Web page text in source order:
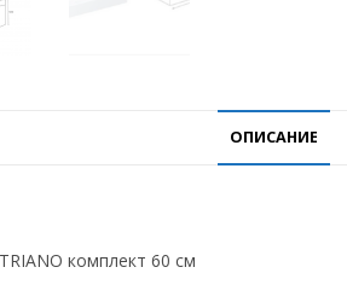
ОПИСАНИЕ
комплект 60 см